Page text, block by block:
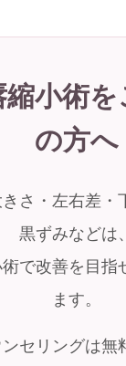
小術を
の方へ
さ・左右差・
黒ずみなどは、
で改善を目指
ます。
セリングは無